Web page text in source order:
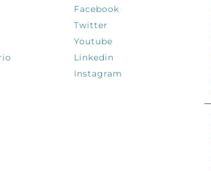
Facebook
Twitter
Youtube
Linkedin
Instagram